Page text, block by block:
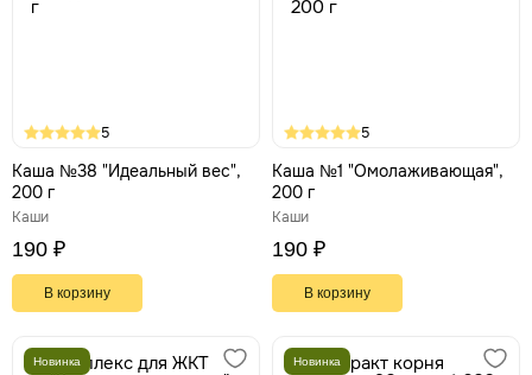
5
Каша №38 "Идеальный вес",
200 г
Каши
190 ₽
В корзину
5
Каша №1 "Омолаживающая",
200 г
Каши
190 ₽
В корзину
Новинка Новинка